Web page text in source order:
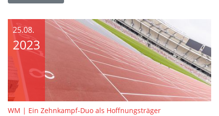
25.08.
2023
WM | Ein Zehnkampf-Duo als Hoffnungsträger